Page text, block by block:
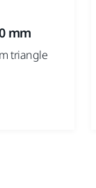
mm
triangle